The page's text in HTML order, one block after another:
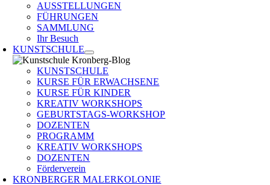
AUSSTELLUNGEN
FÜHRUNGEN
SAMMLUNG
Ihr Besuch
KUNSTSCHULE
KUNSTSCHULE
KURSE FÜR ERWACHSENE
KURSE FÜR KINDER
KREATIV WORKSHOPS
GEBURTSTAGS-WORKSHOP
DOZENTEN
PROGRAMM
KREATIV WORKSHOPS
DOZENTEN
Förderverein
KRONBERGER MALERKOLONIE